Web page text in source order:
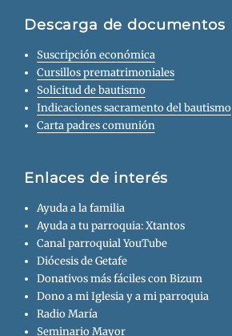
Descarga de documentos
Suscripción económica
Cursillos prematrimoniales
Solicitud de bautismo
Indicaciones sacramento del bautismo
Carta padres comunión
Enlaces de interés
Ayuda a la familia
Ayuda a tu parroquia: Xtantos
Canal parroquial YouTube
Diócesis de Getafe
Donativos más fáciles con Bizum
Dono a mi Iglesia y a mi parroquia
Radio María
Seminario Mayor